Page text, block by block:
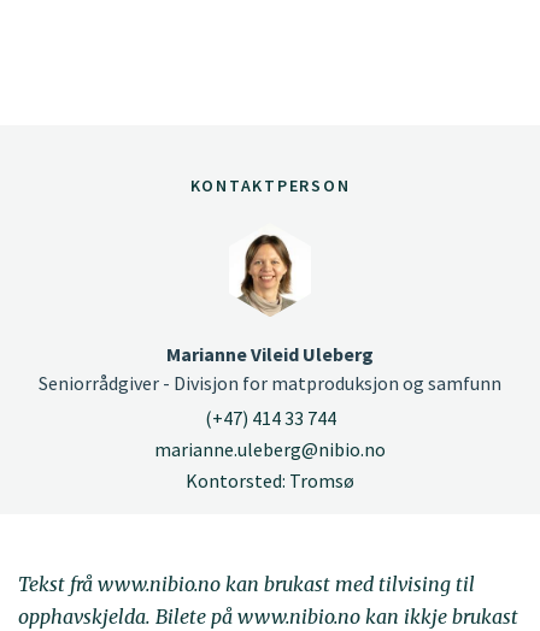
KONTAKTPERSON
Marianne Vileid Uleberg
Seniorrådgiver - Divisjon for matproduksjon og samfunn
(+47) 414 33 744
marianne.uleberg@nibio.no
Kontorsted: Tromsø
Tekst frå www.nibio.no kan brukast med tilvising til
opphavskjelda. Bilete på www.nibio.no kan ikkje brukast